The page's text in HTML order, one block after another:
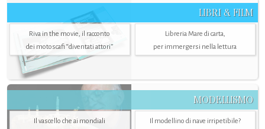
LIBRI & FILM
Riva in the movie, il racconto
dei motoscafi “diventati attori”
Libreria Mare di carta,
per immergersi nella lettura
MODELLISMO
Il vascello che ai mondiali
Il modellino di nave irripetibile?